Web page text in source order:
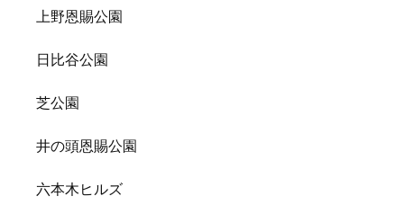
上野恩賜公園
日比谷公園
芝公園
井の頭恩賜公園
六本木ヒルズ